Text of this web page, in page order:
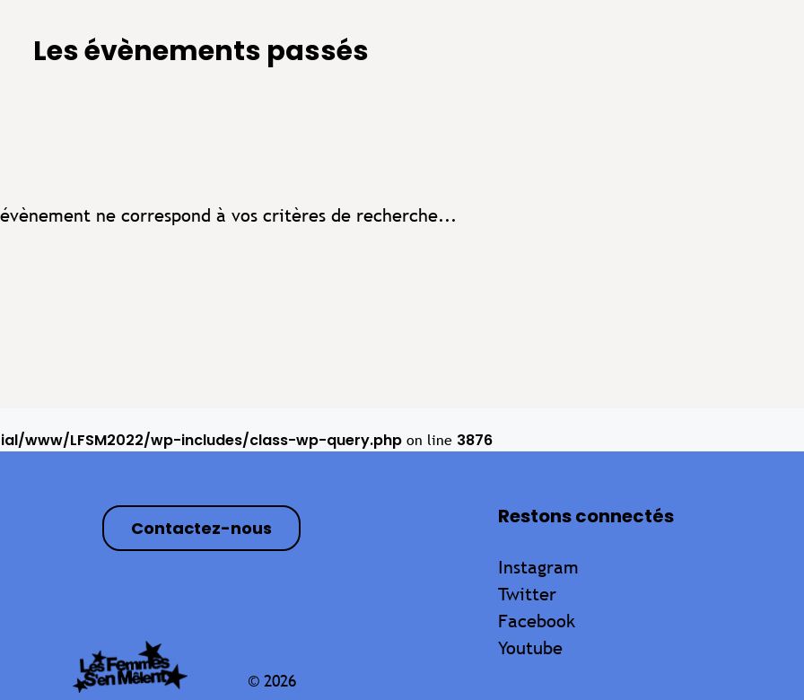
Les évènements passés
ne correspond à vos critères de recherche...
www/LFSM2022/wp-includes/class-wp-query.php on line 3876
Contactez-nous
© 2026
Restons connectés
Instagram
Twitter
Facebook
Youtube